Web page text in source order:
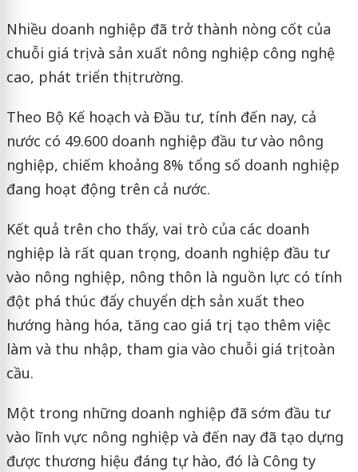
Nhiều doanh nghiệp đã trở thành nòng cốt của
chuỗi giá trị và sản xuất nông nghiệp công nghệ
cao, phát triển thị trường.
Theo Bộ Kế hoạch và Đầu tư, tính đến nay, cả
nước có 49.600 doanh nghiệp đầu tư vào nông
nghiệp, chiếm khoảng 8% tổng số doanh nghiệp
đang hoạt động trên cả nước.
Kết quả trên cho thấy, vai trò của các doanh
nghiệp là rất quan trọng, doanh nghiệp đầu tư
vào nông nghiệp, nông thôn là nguồn lực có tính
đột phá thúc đẩy chuyển dịch sản xuất theo
hướng hàng hóa, tăng cao giá trị, tạo thêm việc
làm và thu nhập, tham gia vào chuỗi giá trị toàn
cầu.
Một trong những doanh nghiệp đã sớm đầu tư
vào lĩnh vực nông nghiệp và đến nay đã tạo dựng
được thương hiệu đáng tự hào, đó là Công ty